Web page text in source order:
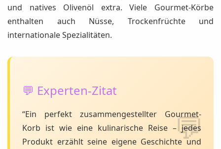
und natives Olivenöl extra. Viele Gourmet-Körbe
enthalten auch Nüsse, Trockenfrüchte und
internationale Spezialitäten.
💬 Experten-Zitat
“Ein perfekt zusammengestellter Gourmet-
Korb ist wie eine kulinarische Reise – jedes
Produkt erzählt seine eigene Geschichte und